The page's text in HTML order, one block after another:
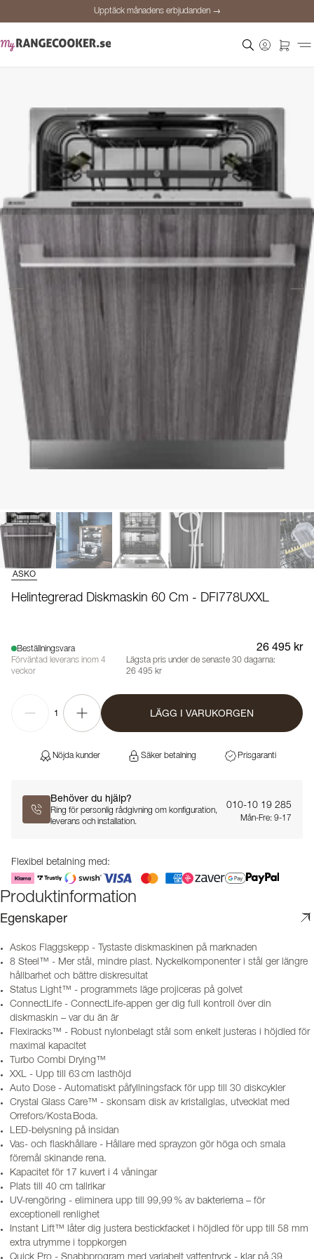
Upptäck månadens erbjudanden →
Upptäck månadens erbjudanden →
ASKO
Helintegrerad Diskmaskin 60 Cm - DFI778UXXL
Beställningsvara
Förväntad leverans inom 4
veckor
26 495 kr
Lägsta pris under de senaste 30 dagarna:
26 495 kr
1 LÄGG I VARUKORGEN
Nöjda kunder Säker betalning Prisgaranti
Behöver du hjälp?
Ring för personlig rådgivning om konfiguration,
leverans och installation.
010-10 19 285
Mån-Fre: 9-17
Flexibel betalning med:
Produktinformation
Egenskaper
Askos Flaggskepp - Tystaste diskmaskinen på marknaden
8 Steel™ - Mer stål, mindre plast. Nyckelkomponenter i stål ger längre
hållbarhet och bättre diskresultat
Status Light™ - programmets läge projiceras på golvet
ConnectLife - ConnectLife-appen ger dig full kontroll över din
diskmaskin – var du än är
Flexiracks™ - Robust nylonbelagt stål som enkelt justeras i höjdled för
maximal kapacitet
Turbo Combi Drying™
XXL - Upp till 63 cm lasthöjd
Auto Dose - Automatiskt påfyllningsfack för upp till 30 diskcykler
Crystal Glass Care™ - skonsam disk av kristallglas, utvecklat med
Orrefors/Kosta Boda.
LED-belysning på insidan
Vas- och flaskhållare - Hållare med sprayzon gör höga och smala
föremål skinande rena.
Kapacitet för 17 kuvert i 4 våningar
Plats till 40 cm tallrikar
UV-rengöring - eliminera upp till 99,99 % av bakterierna – för
exceptionell renlighet
Instant Lift™ låter dig justera bestickfacket i höjdled för upp till 58 mm
extra utrymme i toppkorgen